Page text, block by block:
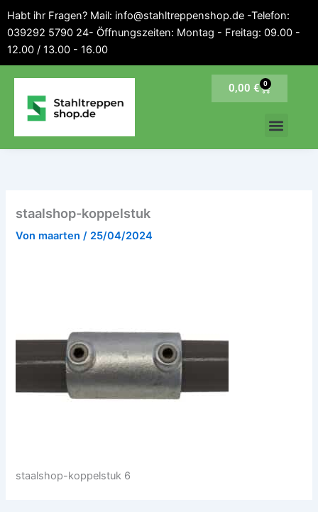
springen
Habt ihr Fragen? Mail: info@stahltreppenshop.de -Telefon:
039292 5790 24- Öffnungszeiten: Montag - Freitag: 09.00 -
12.00 / 13.00 - 16.00
0,00 € 0
Warenkorb
staalshop-koppelstuk
Von maarten/ 25/04/2024
staalshop-koppelstuk 6